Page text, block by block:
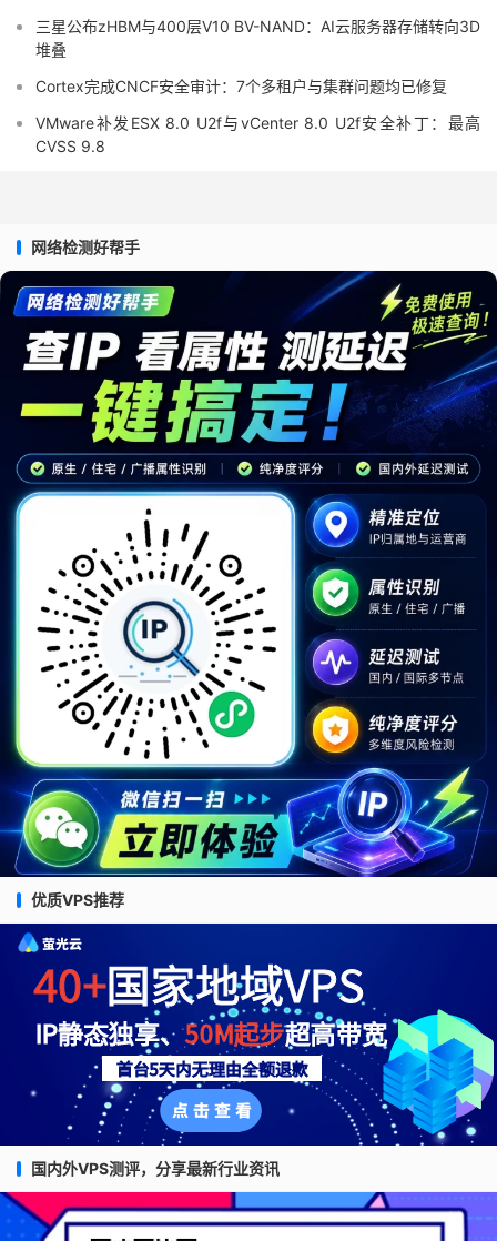
三星公布zHBM与400层V10 BV-NAND：AI云服务器存储转向3D
堆叠
Cortex完成CNCF安全审计：7个多租户与集群问题均已修复
VMware补发ESX 8.0 U2f与vCenter 8.0 U2f安全补丁：最高
CVSS 9.8
网络检测好帮手
优质VPS推荐
国内外VPS测评，分享最新行业资讯